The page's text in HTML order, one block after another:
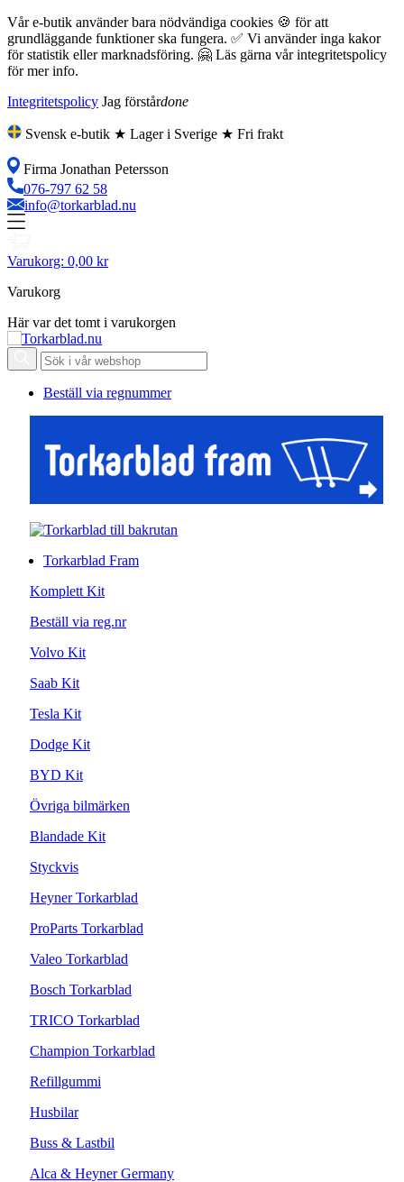
Vår e-butik använder bara nödvändiga cookies 🍪 för att
grundläggande funktioner ska fungera. ✅ Vi använder inga kakor
för statistik eller marknadsföring. 🤗 Läs gärna vår integritetspolicy
för mer info.
Integritetspolicy Jag förstårdone
Svensk e-butik ★ Lager i Sverige ★ Fri frakt
Firma Jonathan Petersson
076-797 62 58
info@torkarblad.nu
Varukorg: 0,00 kr
Varukorg
Här var det tomt i varukorgen
Beställ via regnummer
Torkarblad Fram
Komplett Kit
Beställ via reg.nr
Volvo Kit
Saab Kit
Tesla Kit
Dodge Kit
BYD Kit
Övriga bilmärken
Blandade Kit
Styckvis
Heyner Torkarblad
ProParts Torkarblad
Valeo Torkarblad
Bosch Torkarblad
TRICO Torkarblad
Champion Torkarblad
Refillgummi
Husbilar
Buss & Lastbil
Alca & Heyner Germany